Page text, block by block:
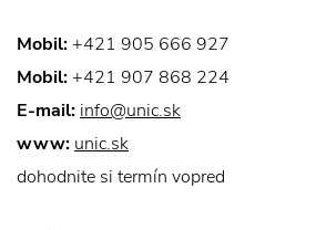
Mobil: +421 905 666 927
Mobil: +421 907 868 224
E-mail: info@unic.sk
www: unic.sk
dohodnite si termín vopred